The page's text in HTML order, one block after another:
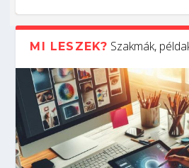
MI LESZEK? Szakmák,